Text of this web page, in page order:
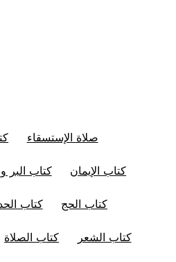
صلاة الإستسقاء
كتاب الإيمان كتاب البر
كتاب الحج كتاب
كتاب الشعر كتاب الصلاة